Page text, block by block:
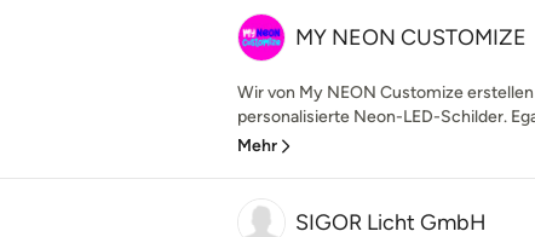
MY NEON CUSTOMIZE
Wir von My NEON Customize
personalisierte Neon-LED-Schilder.
Mehr
SIGOR Licht GmbH